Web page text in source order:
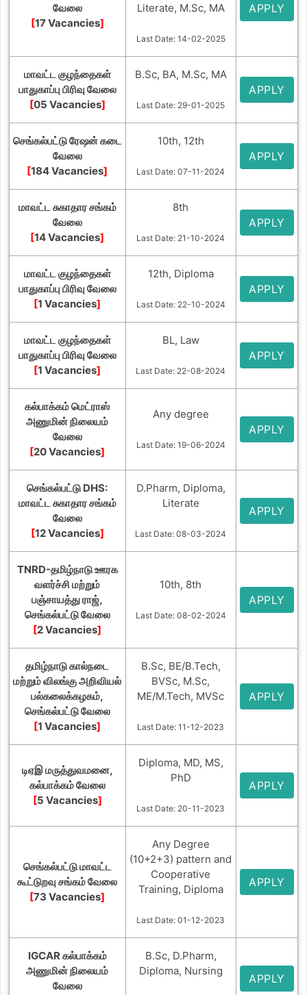
வேலை
[17 Vacancies]
Literate, M.Sc, MA
Last Date: 14-02-2025
APPLY
மாவட்ட குழந்தைகள்
பாதுகாப்பு பிரிவு வேலை
[05 Vacancies]
B.Sc, BA, M.Sc, MA
Last Date: 29-01-2025
APPLY
செங்கல்பட்டு ரேஷன் கடை
வேலை
[184 Vacancies]
10th, 12th
Last Date: 07-11-2024
APPLY
மாவட்ட சுகாதார சங்கம்
வேலை
[14 Vacancies]
8th
Last Date: 21-10-2024
APPLY
மாவட்ட குழந்தைகள்
பாதுகாப்பு பிரிவு வேலை
[1 Vacancies]
12th, Diploma
Last Date: 22-10-2024
APPLY
மாவட்ட குழந்தைகள்
பாதுகாப்பு பிரிவு வேலை
[1 Vacancies]
BL, Law
Last Date: 22-08-2024
APPLY
கல்பாக்கம் மெட்ராஸ்
அணுமின் நிலையம்
வேலை
[20 Vacancies]
Any degree
Last Date: 19-06-2024
APPLY
செங்கல்பட்டு DHS:
மாவட்ட சுகாதார சங்கம்
வேலை
[12 Vacancies]
D.Pharm, Diploma,
Literate
Last Date: 08-03-2024
APPLY
TNRD-தமிழ்நாடு ஊரக
வளர்ச்சி மற்றும்
பஞ்சாயத்து ராஜ்,
செங்கல்பட்டு வேலை
[2 Vacancies]
10th, 8th
Last Date: 08-02-2024
APPLY
தமிழ்நாடு கால்நடை
மற்றும் விலங்கு அறிவியல்
பல்கலைக்கழகம்,
செங்கல்பட்டு வேலை
[1 Vacancies]
B.Sc, BE/B.Tech,
BVSc, M.Sc,
ME/M.Tech, MVSc
Last Date: 11-12-2023
APPLY
டிஏஇ மருத்துவமனை,
கல்பாக்கம் வேலை
[5 Vacancies]
Diploma, MD, MS,
PhD
Last Date: 20-11-2023
APPLY
செங்கல்பட்டு மாவட்ட
கூட்டுறவு சங்கம் வேலை
[73 Vacancies]
Any Degree
(10+2+3) pattern and
Cooperative
Training, Diploma
Last Date: 01-12-2023
APPLY
IGCAR கல்பாக்கம்
அணுமின் நிலையம்
வேலை
B.Sc, D.Pharm,
Diploma, Nursing
APPLY